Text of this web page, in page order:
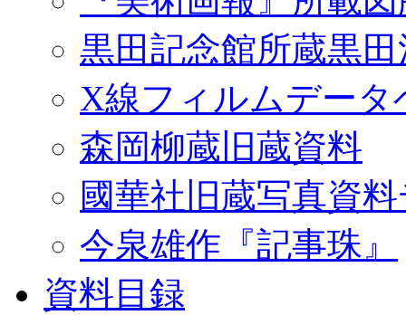
黒田記念館所蔵黒
X線フィルムデータ
森岡柳蔵旧蔵資料
國華社旧蔵写真資
今泉雄作『記事珠』
資料目録